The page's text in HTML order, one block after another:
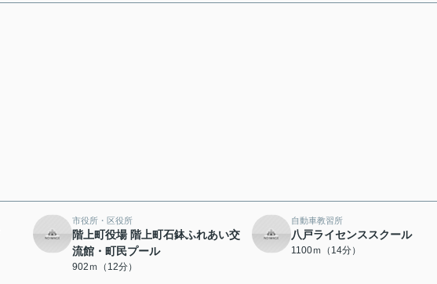
市役所・区役所
階上町役場 階上町石鉢ふれあい交
流館・町民プール
902ｍ（12分）
自動車教習所
八戸ライセンススクール
1100ｍ（14分）